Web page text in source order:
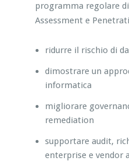
programma regolare
Assessment e
ridurre il rischio di
dimostrare un
informatica
migliorare
remediation
supportare audit,
enterprise e vendor